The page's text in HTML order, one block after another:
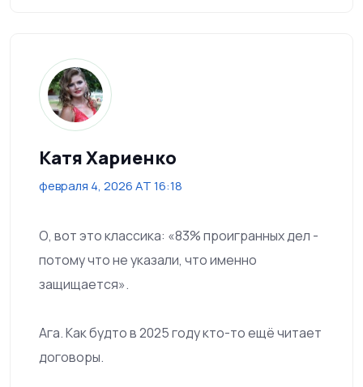
Катя Хариенко
февраля 4, 2026 AT 16:18
О, вот это классика: «83% проигранных дел -
потому что не указали, что именно
защищается».
Ага. Как будто в 2025 году кто-то ещё читает
договоры.